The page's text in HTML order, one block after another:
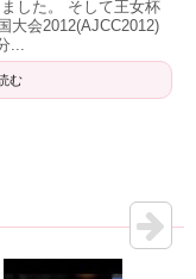
した。 そして王女杯
大会2012(AJCC2012)
...
む